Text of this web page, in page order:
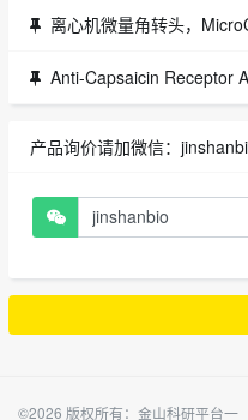
离心机微量角转头，MicroClick 24 x 2
Anti-Capsaicin Receptor
产品询价请加微信：
©2026 版权所有：金山科研平台一